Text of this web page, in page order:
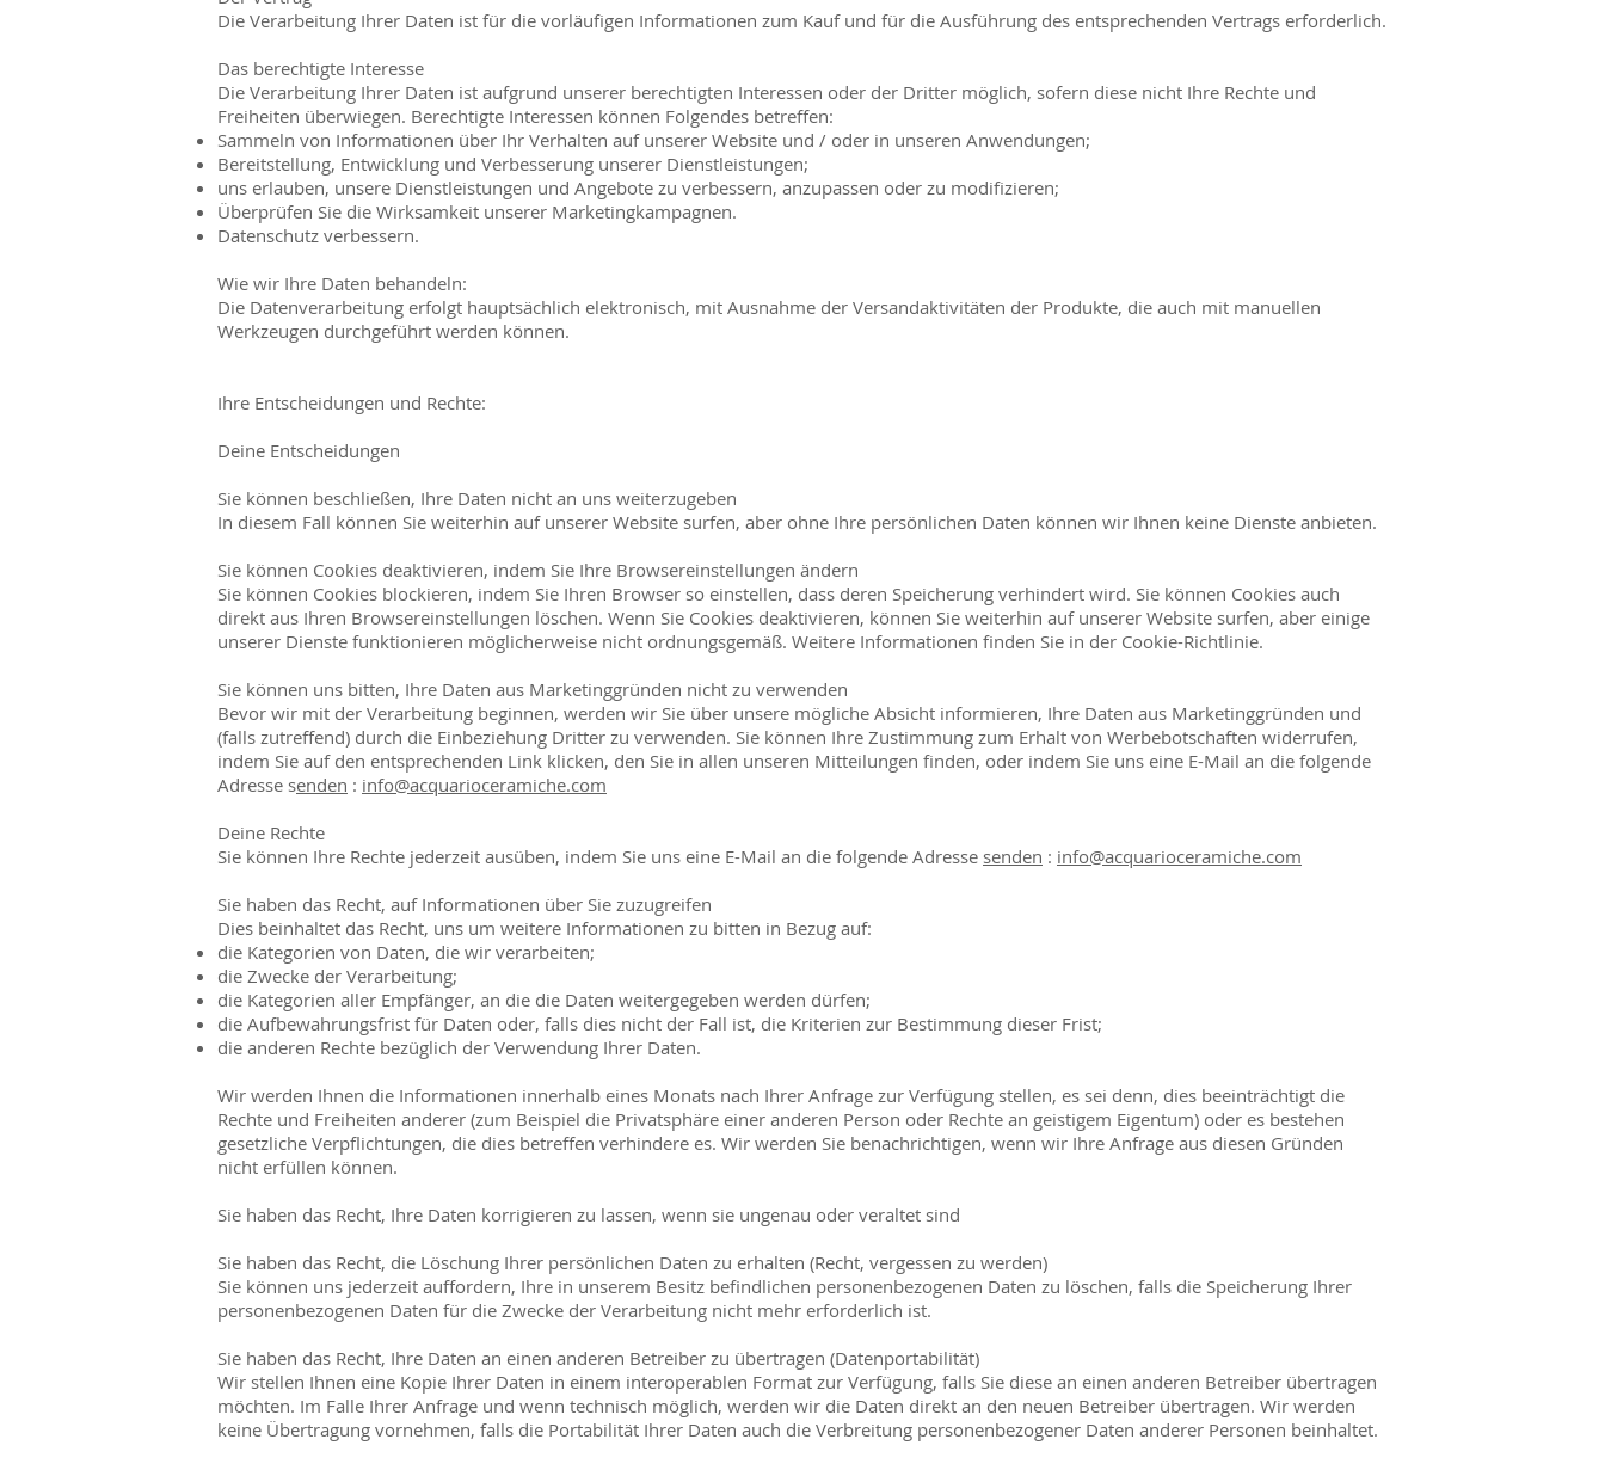
Die Verarbeitung Ihrer Daten ist für die vorläufigen Informationen zum Kauf und für die Ausführung des entsprechenden Vertrags erforderlich.
Das berechtigte Interesse
Die Verarbeitung Ihrer Daten ist aufgrund unserer berechtigten Interessen oder der Dritter möglich, sofern diese nicht Ihre Rechte und
Freiheiten überwiegen. Berechtigte Interessen können Folgendes betreffen:
Sammeln von Informationen über Ihr Verhalten auf unserer Website und / oder in unseren Anwendungen;
Bereitstellung, Entwicklung und Verbesserung unserer Dienstleistungen;
uns erlauben, unsere Dienstleistungen und Angebote zu verbessern, anzupassen oder zu modifizieren;
Überprüfen Sie die Wirksamkeit unserer Marketingkampagnen.
Datenschutz verbessern.
Wie wir Ihre Daten behandeln:
Die Datenverarbeitung erfolgt hauptsächlich elektronisch, mit Ausnahme der Versandaktivitäten der Produkte, die auch mit manuellen
Werkzeugen durchgeführt werden können.
Ihre Entscheidungen und Rechte:
Deine Entscheidungen
Sie können beschließen, Ihre Daten nicht an uns weiterzugeben
In diesem Fall können Sie weiterhin auf unserer Website surfen, aber ohne Ihre persönlichen Daten können wir Ihnen keine Dienste anbieten.
Sie können Cookies deaktivieren, indem Sie Ihre Browsereinstellungen ändern
Sie können Cookies blockieren, indem Sie Ihren Browser so einstellen, dass deren Speicherung verhindert wird. Sie können Cookies auch
direkt aus Ihren Browsereinstellungen löschen. Wenn Sie Cookies deaktivieren, können Sie weiterhin auf unserer Website surfen, aber einige
unserer Dienste funktionieren möglicherweise nicht ordnungsgemäß. Weitere Informationen finden Sie in der Cookie-Richtlinie.
Sie können uns bitten, Ihre Daten aus Marketinggründen nicht zu verwenden
Bevor wir mit der Verarbeitung beginnen, werden wir Sie über unsere mögliche Absicht informieren, Ihre Daten aus Marketinggründen und
(falls zutreffend) durch die Einbeziehung Dritter zu verwenden. Sie können Ihre Zustimmung zum Erhalt von Werbebotschaften widerrufen,
indem Sie auf den entsprechenden Link klicken, den Sie in allen unseren Mitteilungen finden, oder indem Sie uns eine E-Mail an die folgende
Adresse senden : info@acquarioceramiche.com
Deine Rechte
Sie können Ihre Rechte jederzeit ausüben, indem Sie uns eine E-Mail an die folgende Adresse senden : info@acquarioceramiche.com
Sie haben das Recht, auf Informationen über Sie zuzugreifen
Dies beinhaltet das Recht, uns um weitere Informationen zu bitten in Bezug auf:
die Kategorien von Daten, die wir verarbeiten;
die Zwecke der Verarbeitung;
die Kategorien aller Empfänger, an die die Daten weitergegeben werden dürfen;
die Aufbewahrungsfrist für Daten oder, falls dies nicht der Fall ist, die Kriterien zur Bestimmung dieser Frist;
die anderen Rechte bezüglich der Verwendung Ihrer Daten.
Wir werden Ihnen die Informationen innerhalb eines Monats nach Ihrer Anfrage zur Verfügung stellen, es sei denn, dies beeinträchtigt die
Rechte und Freiheiten anderer (zum Beispiel die Privatsphäre einer anderen Person oder Rechte an geistigem Eigentum) oder es bestehen
gesetzliche Verpflichtungen, die dies betreffen verhindere es. Wir werden Sie benachrichtigen, wenn wir Ihre Anfrage aus diesen Gründen
nicht erfüllen können.
Sie haben das Recht, Ihre Daten korrigieren zu lassen, wenn sie ungenau oder veraltet sind
Sie haben das Recht, die Löschung Ihrer persönlichen Daten zu erhalten (Recht, vergessen zu werden)
Sie können uns jederzeit auffordern, Ihre in unserem Besitz befindlichen personenbezogenen Daten zu löschen, falls die Speicherung Ihrer
personenbezogenen Daten für die Zwecke der Verarbeitung nicht mehr erforderlich ist.
Sie haben das Recht, Ihre Daten an einen anderen Betreiber zu übertragen (Datenportabilität)
Wir stellen Ihnen eine Kopie Ihrer Daten in einem interoperablen Format zur Verfügung, falls Sie diese an einen anderen Betreiber übertragen
möchten. Im Falle Ihrer Anfrage und wenn technisch möglich, werden wir die Daten direkt an den neuen Betreiber übertragen. Wir werden
keine Übertragung vornehmen, falls die Portabilität Ihrer Daten auch die Verbreitung personenbezogener Daten anderer Personen beinhaltet.